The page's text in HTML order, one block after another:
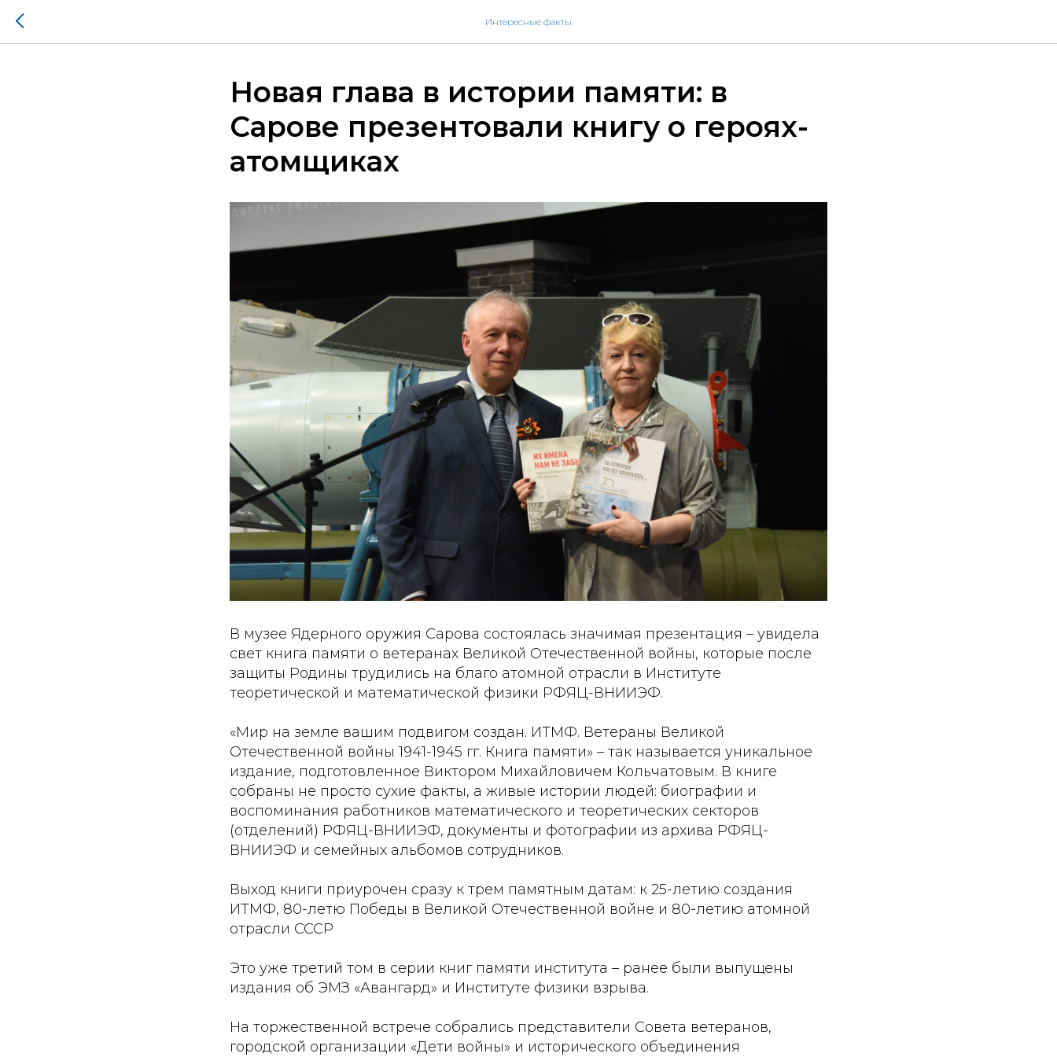
Интересные факты
Новая глава в истории памяти: в
Сарове презентовали книгу о героях-
атомщиках
В музее Ядерного оружия Сарова состоялась значимая презентация – увидела
свет книга памяти о ветеранах Великой Отечественной войны, которые после
защиты Родины трудились на благо атомной отрасли в Институте
теоретической и математической физики РФЯЦ-ВНИИЭФ.
«Мир на земле вашим подвигом создан. ИТМФ. Ветераны Великой
Отечественной войны 1941-1945 гг. Книга памяти» – так называется уникальное
издание, подготовленное Виктором Михайловичем Кольчатовым. В книге
собраны не просто сухие факты, а живые истории людей: биографии и
воспоминания работников математического и теоретических секторов
(отделений) РФЯЦ-ВНИИЭФ, документы и фотографии из архива РФЯЦ-
ВНИИЭФ и семейных альбомов сотрудников.
Выход книги приурочен сразу к трем памятным датам: к 25-летию создания
ИТМФ, 80-летю Победы в Великой Отечественной войне и 80-летию атомной
отрасли СССР
Это уже третий том в серии книг памяти института – ранее были выпущены
издания об ЭМЗ «Авангард» и Институте физики взрыва.
На торжественной встрече собрались представители Совета ветеранов,
городской организации «Дети войны» и исторического объединения